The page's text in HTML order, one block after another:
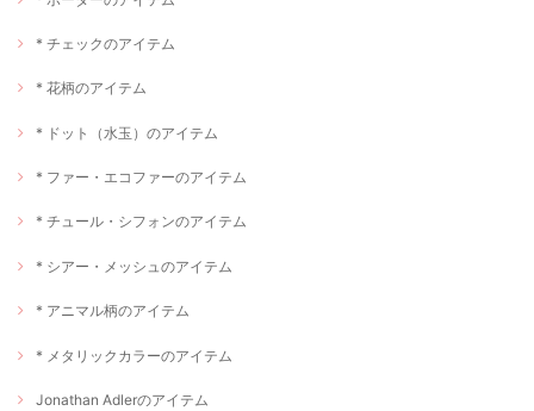
* チェックのアイテム
* 花柄のアイテム
* ドット（水玉）のアイテム
* ファー・エコファーのアイテム
* チュール・シフォンのアイテム
* シアー・メッシュのアイテム
* アニマル柄のアイテム
* メタリックカラーのアイテム
Jonathan Adlerのアイテム